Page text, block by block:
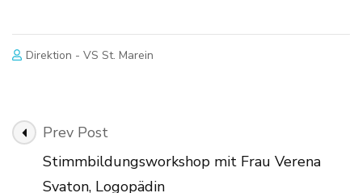
Direktion - VS St. Marein
Post
Navigation
Prev Post
Stimmbildungsworkshop mit Frau Verena
Svaton, Logopädin